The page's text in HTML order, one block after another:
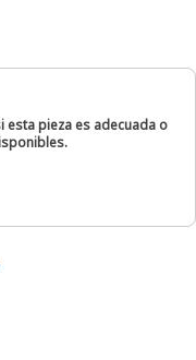
pieza es adecuada o